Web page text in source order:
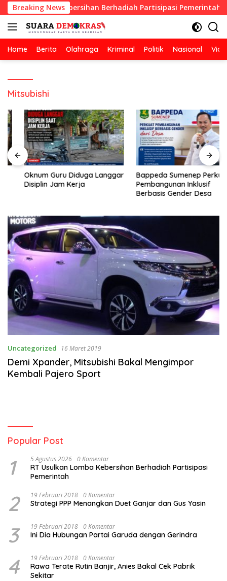
Langsung
ke
konten
Breaking News
Lomba Kebersihan Berhadiah Partisipasi Pemerintah
Home Berita Olahraga Kriminal Politik Nasional
Mitsubishi
Oknum Guru Diduga Langgar
Disiplin Jam Kerja
Bappeda Sumenep Perkuat
Pembangunan Inklusif
Berbasis Gender Desa
Uncategorized 16 Maret 2019
Demi Xpander, Mitsubishi Bakal Mengimpor
Kembali Pajero Sport
Popular Post
1 5 Agustus 2026 0 Komentar
RT Usulkan Lomba Kebersihan Berhadiah Partisipasi
Pemerintah
2 19 Februari 2018 0 Komentar
Strategi PPP Menangkan Duet Ganjar dan Gus Yasin
3 19 Februari 2018 0 Komentar
Ini Dia Hubungan Partai Garuda dengan Gerindra
4 19 Februari 2018 0 Komentar
Rawa Terate Rutin Banjir, Anies Bakal Cek Pabrik
Sekitar